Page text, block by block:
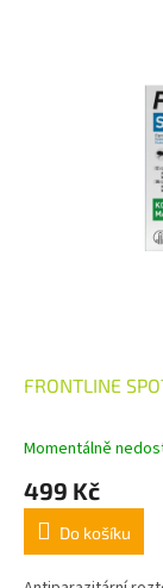
FRONTLINE
Momentálně
499 Kč
Do košíku